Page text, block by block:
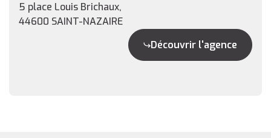
5 place Louis Brichaux,
44600 SAINT-NAZAIRE
Découvrir l'agence